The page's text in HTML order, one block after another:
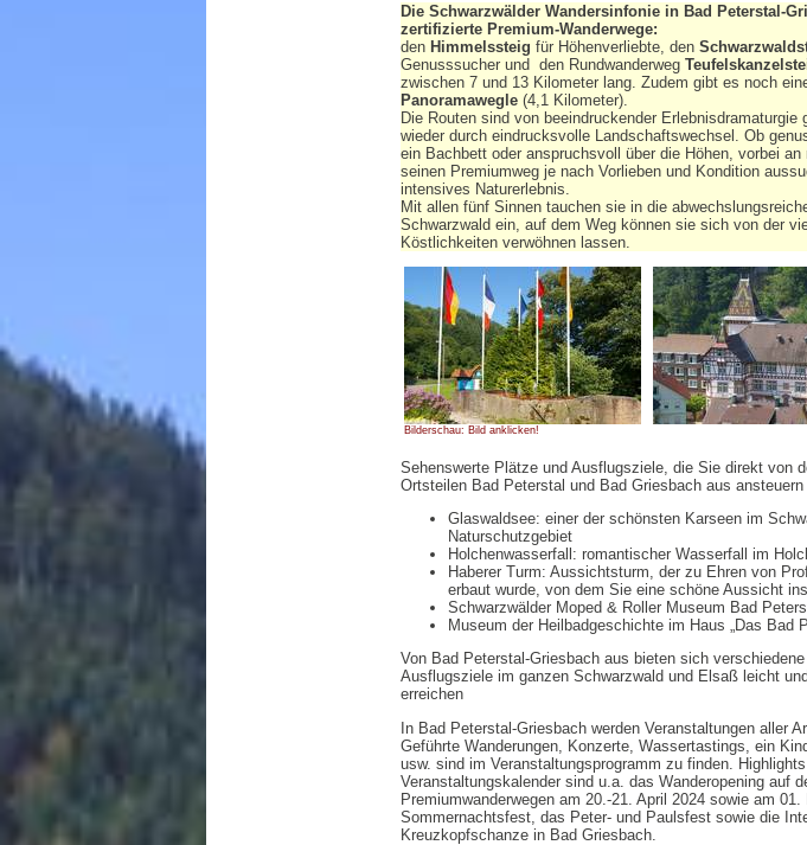
Die Schwarzwälder Wandersinfonie in Bad Peterstal-
zertifizierte Premium-Wanderwege:
den Himmelssteig für Höhenverliebte, den
Genusssucher und den Rundwanderweg
zwischen 7 und 13 Kilometer lang. Zudem gibt es noch
Panoramawegle (4,1 Kilometer).
Die Routen sind von beeindruckender
wieder durch eindrucksvolle Landschaftswechsel. Ob
ein Bachbett oder anspruchsvoll über die Höhen, vorbei
seinen Premiumweg je nach Vorlieben und Kondition
intensives Naturerlebnis.
Mit allen fünf Sinnen tauchen sie in die
Schwarzwald ein, auf dem Weg können sie sich von der
Köstlichkeiten verwöhnen lassen.
Bilderschau: Bild anklicken!
Sehenswerte Plätze und Ausflugsziele, die Sie direkt von
Ortsteilen Bad Peterstal und Bad Griesbach aus ansteuern
Glaswaldsee: einer der schönsten Karseen im
Naturschutzgebiet
Holchenwasserfall: romantischer Wasserfall im
Haberer Turm: Aussichtsturm, der zu Ehren von
erbaut wurde, von dem Sie eine schöne Aussicht
Schwarzwälder Moped & Roller Museum Bad
Museum der Heilbadgeschichte im Haus „Das Bad
Von Bad Peterstal-Griesbach aus bieten sich
Ausflugsziele im ganzen Schwarzwald und Elsaß leicht
erreichen
In Bad Peterstal-Griesbach werden Veranstaltungen aller
Geführte Wanderungen, Konzerte, Wassertastings, ein
usw. sind im Veranstaltungsprogramm zu finden.
Veranstaltungskalender sind u.a. das Wanderopening auf
Premiumwanderwegen am 20.-21. April 2024 sowie am
Sommernachtsfest, das Peter- und Paulsfest sowie die
Kreuzkopfschanze in Bad Griesbach.